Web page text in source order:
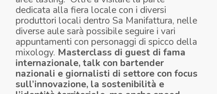
dedicata alla fiera locale con i diversi
produttori locali dentro Sa Manifattura, nelle
diverse aule sarà possibile seguire i vari
appuntamenti con personaggi di spicco della
mixology. Masterclass di guest di fama
internazionale, talk con bartender
nazionali e giornalisti di settore con focus
sull’innovazione, la sostenibilità e